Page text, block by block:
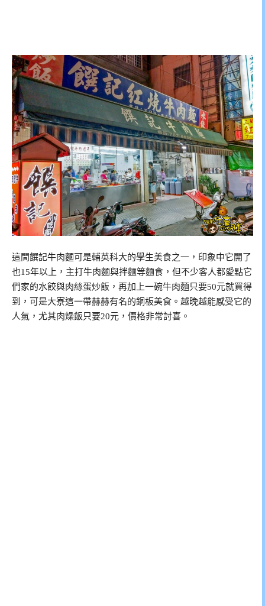
這間饌記牛肉麵可是輔英科大的學生美食之一，印象中它開了
也15年以上，主打牛肉麵與拌麵等麵食，但不少客人都愛點它
們家的水餃與肉絲蛋炒飯，再加上一碗牛肉麵只要50元就買得
到，可是大寮這一帶赫赫有名的銅板美食。越晚越能感受它的
人氣，尤其肉燥飯只要20元，價格非常討喜。